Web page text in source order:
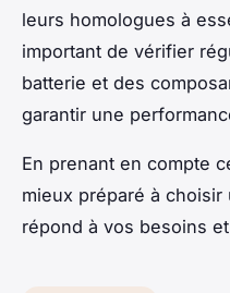
leurs homologues à
important de vérifier
batterie et des
garantir une
En prenant en compte
mieux préparé à
répond à vos besoins